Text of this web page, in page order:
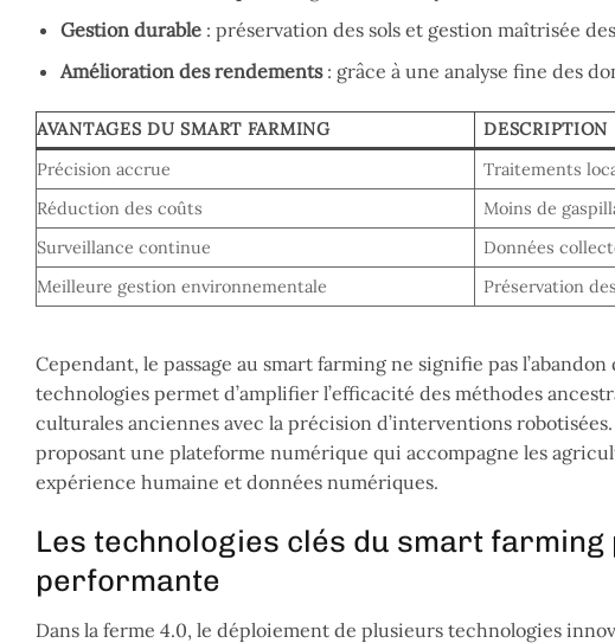
Gestion durable: préservation des sols et gestion maîtrisée
Amélioration des rendements: grâce à une analyse fine des
AVANTAGES DU SMART FARMING
DESCRIPTION
Précision accrue
Traitements
Réduction des coûts
Moins de
Surveillance continue
Données
Meilleure gestion environnementale
Préservation
Cependant, le passage au smart farming ne signifie pas
technologies permet d’amplifier l’efficacité des méthodes
culturales anciennes avec la précision d’interventions
proposant une plateforme numérique qui accompagne les
expérience humaine et données numériques.
Les technologies clés du smart
performante
Dans la ferme 4.0, le déploiement de plusieurs technologies